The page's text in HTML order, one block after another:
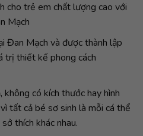
cho trẻ em chất lượng cao với
Mạch
Đan Mạch và được thành lập
trị thiết kế phong cách
không có kích thước hay hình
tất cả bé sơ sinh là mỗi cá thể
thích khác nhau.